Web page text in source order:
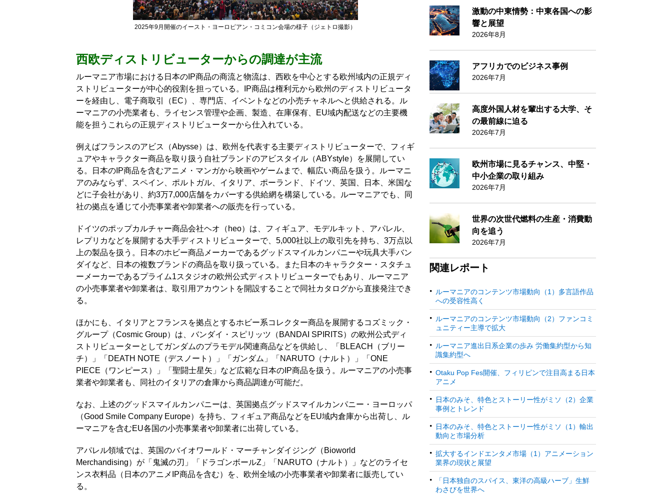
2025年9月開催のイースト・ヨーロピアン・コミコン会場の様子（ジェトロ撮影）
西欧ディストリビューターからの調達が主流
ルーマニア市場における日本のIP商品の商流と物流は、西欧を中心とする欧州域内の正規ディ
ストリビューターが中心的役割を担っている。IP商品は権利元から欧州のディストリビュータ
ーを経由し、電子商取引（EC）、専門店、イベントなどの小売チャネルへと供給される。ル
ーマニアの小売業者も、ライセンス管理や企画、製造、在庫保有、EU域内配送などの主要機
能を担うこれらの正規ディストリビューターから仕入れている。
例えばフランスのアビス（Abysse）は、欧州を代表する主要ディストリビューターで、フィギ
ュアやキャラクター商品を取り扱う自社ブランドのアビスタイル（ABYstyle）を展開してい
る。日本のIP商品を含むアニメ・マンガから映画やゲームまで、幅広い商品を扱う。ルーマニ
アのみならず、スペイン、ポルトガル、イタリア、ポーランド、ドイツ、英国、日本、米国な
どに子会社があり、約3万7,000店舗をカバーする供給網を構築している。ルーマニアでも、同
社の拠点を通じて小売事業者や卸業者への販売を行っている。
ドイツのポップカルチャー商品会社ヘオ（heo）は、フィギュア、モデルキット、アパレル、
レプリカなどを展開する大手ディストリビューターで、5,000社以上の取引先を持ち、3万点以
上の製品を扱う。日本のホビー商品メーカーであるグッドスマイルカンパニーや玩具大手バン
ダイなど、日本の複数ブランドの商品を取り扱っている。また日本のキャラクター・スタチュ
ーメーカーであるプライム1スタジオの欧州公式ディストリビューターでもあり、ルーマニア
の小売事業者や卸業者は、取引用アカウントを開設することで同社カタログから直接発注でき
る。
ほかにも、イタリアとフランスを拠点とするホビー系コレクター商品を展開するコズミック・
グループ（Cosmic Group）は、バンダイ・スピリッツ（BANDAI SPIRITS）の欧州公式ディ
ストリビューターとしてガンダムのプラモデル関連商品などを供給し、「BLEACH（ブリー
チ）」「DEATH NOTE（デスノート）」「ガンダム」「NARUTO（ナルト）」「ONE
PIECE（ワンピース）」「聖闘士星矢」など広範な日本のIP商品を扱う。ルーマニアの小売事
業者や卸業者も、同社のイタリアの倉庫から商品調達が可能だ。
なお、上述のグッドスマイルカンパニーは、英国拠点グッドスマイルカンパニー・ヨーロッパ
（Good Smile Company Europe）を持ち、フィギュア商品などをEU域内倉庫から出荷し、ル
ーマニアを含むEU各国の小売事業者や卸業者に出荷している。
アパレル領域では、英国のバイオワールド・マーチャンダイジング（Bioworld
Merchandising）が「鬼滅の刃」「ドラゴンボールZ」「NARUTO（ナルト）」などのライセ
ンス衣料品（日本のアニメIP商品を含む）を、欧州全域の小売事業者や卸業者に販売してい
る。
激動の中東情勢：中東各国への影
響と展望
2026年8月
アフリカでのビジネス事例
2026年7月
高度外国人材を輩出する大学、そ
の最前線に迫る
2026年7月
欧州市場に見るチャンス、中堅・
中小企業の取り組み
2026年7月
世界の次世代燃料の生産・消費動
向を追う
2026年7月
関連レポート
ルーマニアのコンテンツ市場動向（1）多言語作品
への受容性高く
ルーマニアのコンテンツ市場動向（2）ファンコミ
ュニティー主導で拡大
ルーマニア進出日系企業の歩み 労働集約型から知
識集約型へ
Otaku Pop Fes開催、フィリピンで注目高まる日本
アニメ
日本のみそ、特色とストーリー性がミソ（2）企業
事例とトレンド
日本のみそ、特色とストーリー性がミソ（1）輸出
動向と市場分析
拡大するインドエンタメ市場（1）アニメーション
業界の現状と展望
「日本独自のスパイス、東洋の高級ハーブ」生鮮
わさびを世界へ